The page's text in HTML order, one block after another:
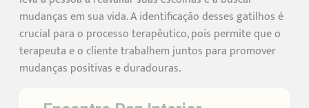
mudanças em sua vida. A identificação desses gatilhos é
crucial para o processo terapêutico, pois permite que o
terapeuta e o cliente trabalhem juntos para promover
mudanças positivas e duradouras.